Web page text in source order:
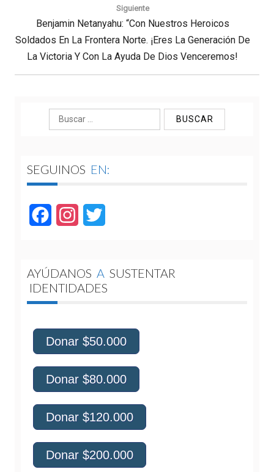
Siguiente
Next
Post:
Benjamin Netanyahu: “Con Nuestros Heroicos
Soldados En La Frontera Norte. ¡Eres La Generación De
La Victoria Y Con La Ayuda De Dios Venceremos!
Buscar:
SEGUINOS EN:
FacebookInstagram
AYÚDANOS A SUSTENTAR
IDENTIDADES
Donar $50.000
Donar $80.000
Donar $120.000
Donar $200.000